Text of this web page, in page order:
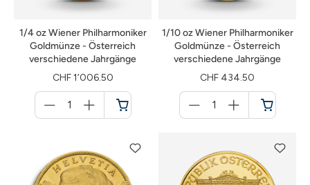
1/4 oz Wiener Philharmoniker
Goldmünze - Österreich
verschiedene Jahrgänge
CHF 1’006.50
für
Warenkorb
1/10 oz Wiener Philharmoniker
Goldmünze - Österreich
verschiedene Jahrgänge
CHF 434.50
für
Warenkorb